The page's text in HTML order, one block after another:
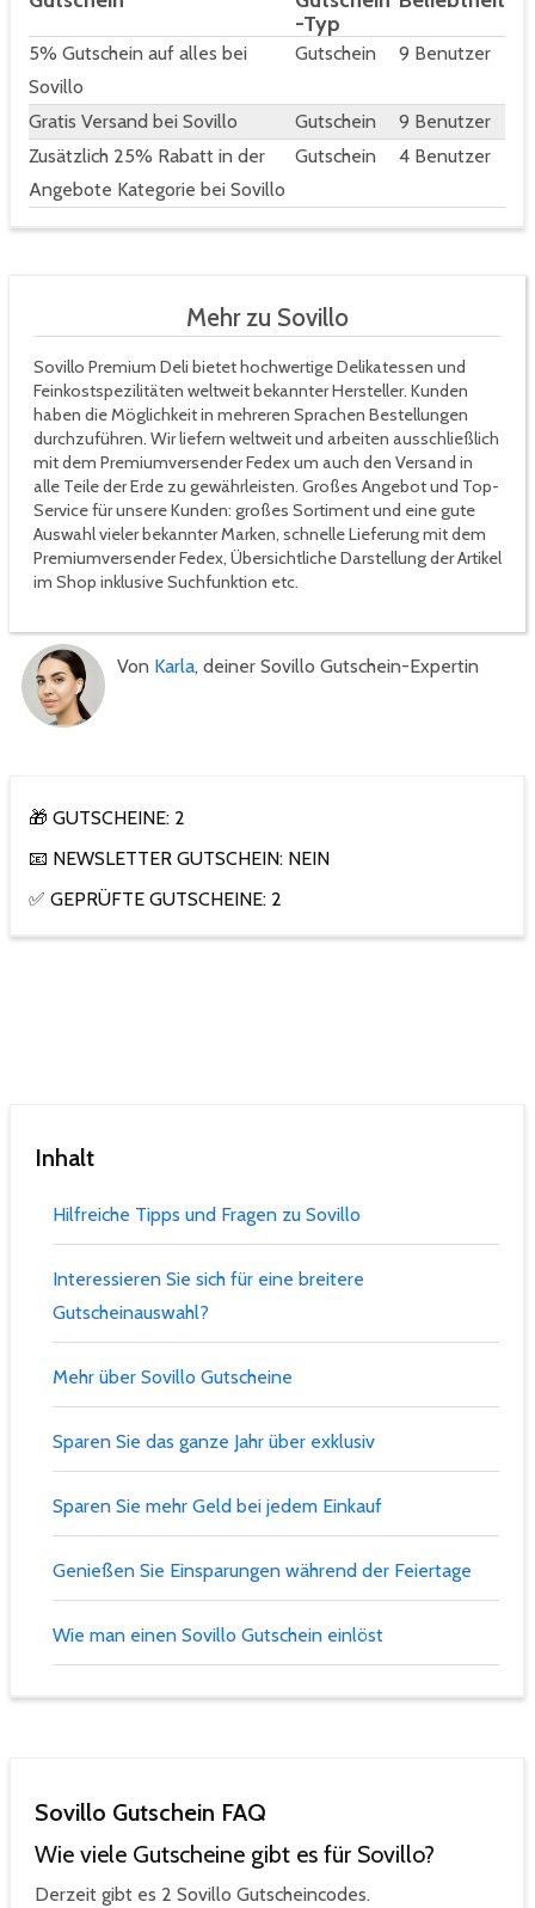
-Typ
5% Gutschein auf alles bei
Sovillo
Gutschein 9 Benutzer
Gratis Versand bei Sovillo Gutschein
9 Benutzer
Zusätzlich 25% Rabatt in der
Angebote Kategorie bei Sovillo
Gutschein 4 Benutzer
Mehr zu Sovillo
Sovillo Premium Deli bietet hochwertige Delikatessen und
Feinkostspezilitäten weltweit bekannter Hersteller. Kunden
haben die Möglichkeit in mehreren Sprachen Bestellungen
durchzuführen. Wir liefern weltweit und arbeiten ausschließlich
mit dem Premiumversender Fedex um auch den Versand in
alle Teile der Erde zu gewährleisten. Großes Angebot und Top-
Service für unsere Kunden: großes Sortiment und eine gute
Auswahl vieler bekannter Marken, schnelle Lieferung mit dem
Premiumversender Fedex, Übersichtliche Darstellung der Artikel
im Shop inklusive Suchfunktion etc.
Von Karla, deiner Sovillo Gutschein-Expertin
🎁 GUTSCHEINE: 2
📧 NEWSLETTER GUTSCHEIN: NEIN
✅ GEPRÜFTE GUTSCHEINE: 2
Inhalt
Hilfreiche Tipps und Fragen zu Sovillo
Interessieren Sie sich für eine breitere
Gutscheinauswahl?
Mehr über Sovillo Gutscheine
Sparen Sie das ganze Jahr über exklusiv
Sparen Sie mehr Geld bei jedem Einkauf
Genießen Sie Einsparungen während der Feiertage
Wie man einen Sovillo Gutschein einlöst
Sovillo Gutschein FAQ
Wie viele Gutscheine gibt es für Sovillo?
Derzeit gibt es 2 Sovillo Gutscheincodes.